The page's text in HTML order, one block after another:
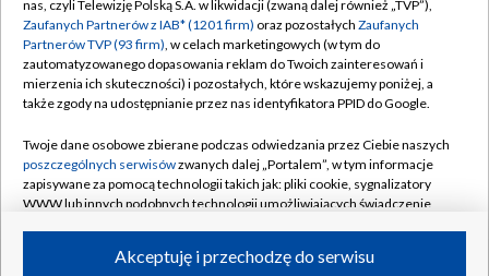
Emisja w TVP
Centrum informacji TVP
Naziemna Telewizja Cyfrowa
Rada Programowa
System NOS
Informacje o nadawcy
Program dla prasy
Polityka prywatności
Moje zgody
Pomoc
Kontakt
Kanały
nas, czyli Telewizję Polską S.A. w likwidacji (zwaną dalej również „TVP”),
Zaufanych Partnerów z IAB* (1201 firm) oraz pozostałych Zaufanych
Partnerów TVP (93 firm), w celach marketingowych (w tym do
zautomatyzowanego dopasowania reklam do Twoich zainteresowań i
mierzenia ich skuteczności) i pozostałych, które wskazujemy poniżej, a
także zgody na udostępnianie przez nas identyfikatora PPID do Google.
Twoje dane osobowe zbierane podczas odwiedzania przez Ciebie naszych
poszczególnych serwisówzwanych dalej „Portalem”, w tym informacje
zapisywane za pomocą technologii takich jak: pliki cookie, sygnalizatory
WWW lub innych podobnych technologii umożliwiających świadczenie
ruchu w Internecie.Akceptuję i przechodzę do serwisu